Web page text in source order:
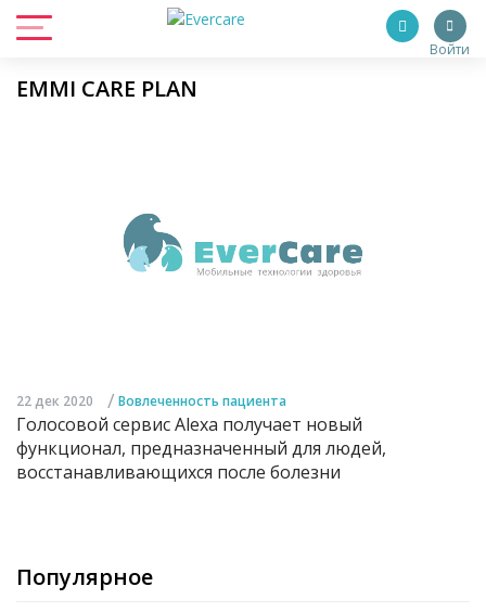
Войти
EMMI CARE PLAN
22 дек 2020 / Вовлеченность пациента
Голосовой сервис Alexa получает новый
функционал, предназначенный для людей,
восстанавливающихся после болезни
Популярное